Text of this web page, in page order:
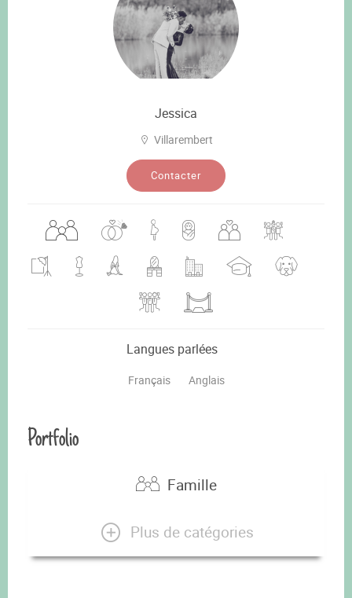
Jessica
Villarembert
Contacter
Langues parlées
Français Anglais
Portfolio
Famille
Plus de catégories